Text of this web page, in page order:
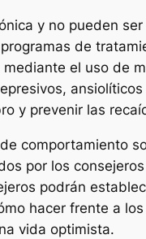
y no pueden
de
el uso de
y prevenir las
comportamiento
por los
podrán
hacer frente a
vida optimista.